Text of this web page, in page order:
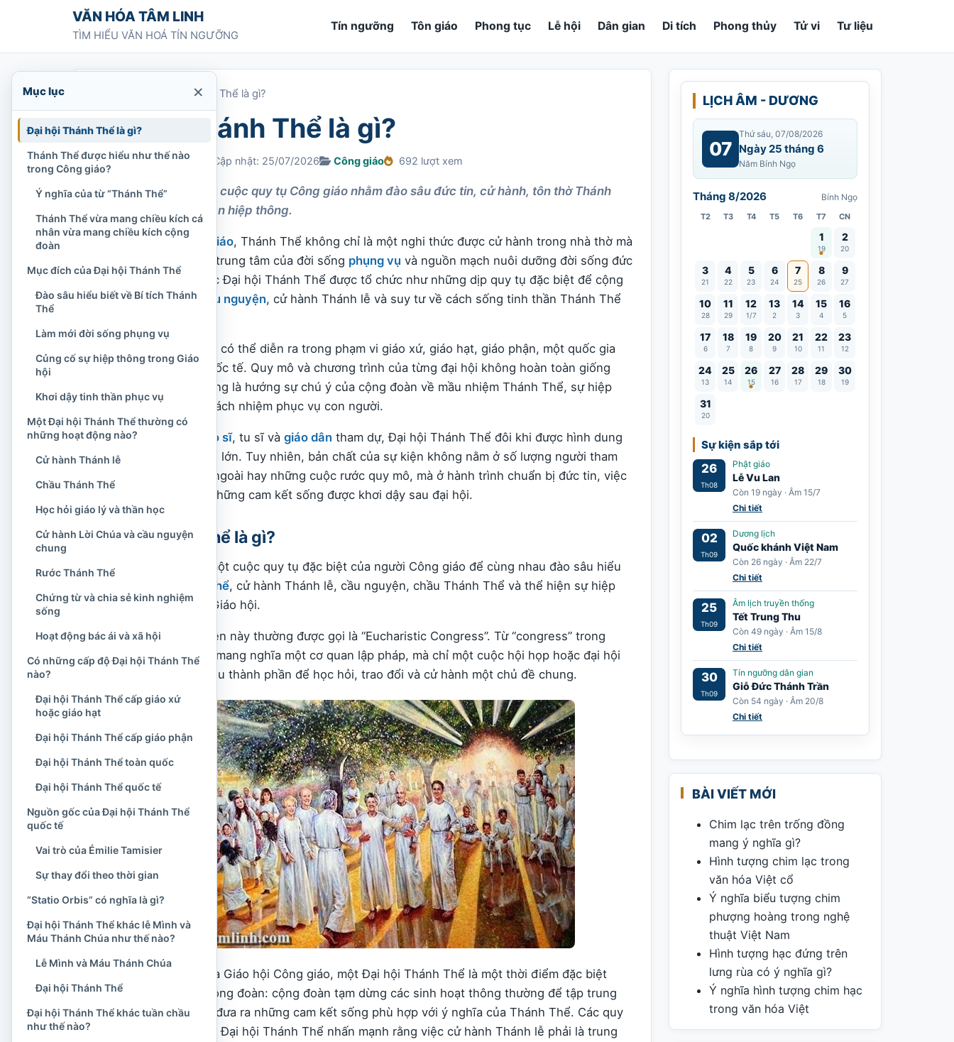
Chuyển tới nội dungVĂN HÓA TÂM LINH
TÌM HIỂU VĂN HOÁ TÍN NGƯỠNG
Tín ngưỡng Tôn giáo Phong tục Lễ hội Dân gian Di tích Phong thủy Tử vi Tư liệu
Đại hội Thánh Thể là gì?
Đại hội Thánh Thể là gì?
Chi Tran 26/04/2022 Cập nhật: 25/07/2026 Công giáo 692 lượt xem
Đại hội Thánh Thể là cuộc quy tụ Công giáo nhằm đào sâu đức tin, cử hành, tôn thờ Thánh
Thể và sống tinh thần hiệp thông.
Trong đời sống Công giáo, Thánh Thể không chỉ là một nghi thức được cử hành trong nhà thờ mà
còn được nhìn nhận là trung tâm của đời sống phụng vụ và nguồn mạch nuôi dưỡng đời sống đức
tin. Từ nền tảng ấy, các Đại hội Thánh Thể được tổ chức như những dịp quy tụ đặc biệt để cộng
đoàn cùng học hỏi,
cầu nguyện, cử hành Thánh lễ và suy tư về cách sống tinh thần Thánh Thể
Một Đại hội Thánh Thể có thể diễn ra trong phạm vi giáo xứ, giáo hạt, giáo phận, một quốc gia
hoặc trên bình diện quốc tế. Quy mô và chương trình của từng đại hội không hoàn toàn giống
nhau, nhưng điểm chung là hướng sự chú ý của cộng đoàn về mầu nhiệm Thánh Thể, sự hiệp
nhất của Giáo hội và trách nhiệm phục vụ con người.
Vì thường có đông giáo sĩ, tu sĩ và giáo dân tham dự, Đại hội Thánh Thể đôi khi được hình dung
như một lễ hội tôn giáo lớn. Tuy nhiên, bản chất của sự kiện không nằm ở số lượng người tham
dự, sự long trọng bên ngoài hay những cuộc rước quy mô, mà ở hành trình chuẩn bị đức tin, việc
cử hành phụng vụ và những cam kết sống được khơi dậy sau đại hội.
Đại hội Thánh Thể là gì?
Đại hội Thánh Thể là một cuộc quy tụ đặc biệt của người Công giáo để cùng nhau đào sâu hiểu
Bí tích Thánh Thể, cử hành Thánh lễ, cầu nguyện, chầu Thánh Thể và thể hiện sự hiệp
thông của cộng đoàn Giáo hội.
Trong tiếng Anh, sự kiện này thường được gọi là “Eucharistic Congress”. Từ “congress” trong
trường hợp này không mang nghĩa một cơ quan lập pháp, mà chỉ một cuộc hội họp hoặc đại hội
có tổ chức, quy tụ nhiều thành phần để học hỏi, trao đổi và cử hành một chủ đề chung.
Theo cách diễn đạt của Giáo hội Công giáo, một Đại hội Thánh Thể là một thời điểm đặc biệt
trong hành trình của cộng đoàn: cộng đoàn tạm dừng các sinh hoạt thông thường để tập trung
cầu nguyện, suy tư và đưa ra những cam kết sống phù hợp với ý nghĩa của Thánh Thể. Các quy
định của Tòa Thánh về Đại hội Thánh Thể nhấn mạnh rằng việc cử hành Thánh lễ phải là trung
LỊCH ÂM - DƯƠNG
07
Thứ sáu, 07/08/2026
Ngày 25 tháng 6
Năm Bính Ngọ
Tháng 8/2026 Bính Ngọ
T2 T3 T4 T5 T6 T7 CN
1
19
Vía Quán Thế Âm thành đạo
2
20
3
21
4
22
5
23
6
24
7
25
8
26
9
27
10
28
11
29
12
1/7
13
2
14
3
15
4
16
5
17
6
18
7
19
8
20
9
21
10
22
11
23
12
24
13
25
14
26
15
Lễ Vu Lan
27
16
28
17
29
18
30
19
31
20
Sự kiện sắp tới
26
Th08
Phật giáo
Lễ Vu Lan
Còn 19 ngày · Âm 15/7
Chi tiết
02
Th09
Dương lịch
Quốc khánh Việt Nam
Còn 26 ngày · Âm 22/7
Chi tiết
25
Th09
Âm lịch truyền thống
Tết Trung Thu
Còn 49 ngày · Âm 15/8
Chi tiết
30
Th09
Tín ngưỡng dân gian
Giỗ Đức Thánh Trần
Còn 54 ngày · Âm 20/8
Chi tiết
BÀI VIẾT MỚI
Chim lạc trên trống đồng
mang ý nghĩa gì?
Hình tượng chim lạc trong
văn hóa Việt cổ
Ý nghĩa biểu tượng chim
phượng hoàng trong nghệ
thuật Việt Nam
Hình tượng hạc đứng trên
lưng rùa có ý nghĩa gì?
Ý nghĩa hình tượng chim hạc
trong văn hóa Việt
Mục lục ×
Đại hội Thánh Thể là gì?
Thánh Thể được hiểu như thế nào
trong Công giáo?
Ý nghĩa của từ “Thánh Thể”
Thánh Thể vừa mang chiều kích cá
nhân vừa mang chiều kích cộng
đoàn
Mục đích của Đại hội Thánh Thể
Đào sâu hiểu biết về Bí tích Thánh
Thể
Làm mới đời sống phụng vụ
Củng cố sự hiệp thông trong Giáo
hội
Khơi dậy tinh thần phục vụ
Một Đại hội Thánh Thể thường có
những hoạt động nào?
Cử hành Thánh lễ
Chầu Thánh Thể
Học hỏi giáo lý và thần học
Cử hành Lời Chúa và cầu nguyện
chung
Rước Thánh Thể
Chứng từ và chia sẻ kinh nghiệm
sống
Hoạt động bác ái và xã hội
Có những cấp độ Đại hội Thánh Thể
nào?
Đại hội Thánh Thể cấp giáo xứ
hoặc giáo hạt
Đại hội Thánh Thể cấp giáo phận
Đại hội Thánh Thể toàn quốc
Đại hội Thánh Thể quốc tế
Nguồn gốc của Đại hội Thánh Thể
quốc tế
Vai trò của Émilie Tamisier
Sự thay đổi theo thời gian
“Statio Orbis” có nghĩa là gì?
Đại hội Thánh Thể khác lễ Mình và
Máu Thánh Chúa như thế nào?
Lễ Mình và Máu Thánh Chúa
Đại hội Thánh Thể
Đại hội Thánh Thể khác tuần chầu
như thế nào?